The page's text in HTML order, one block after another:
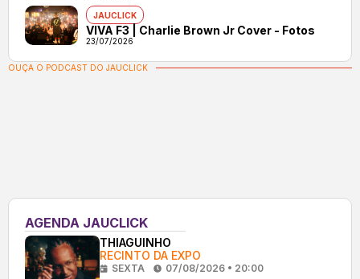
JAUCLICK
VIVA F3 | Charlie Brown Jr Cover - Fotos
23/07/2026
OUÇA O PODCAST DO JAUCLICK
AGENDA JAUCLICK
THIAGUINHO
RECINTO DA EXPO
SEXTA 07/08/2026 • 20:00